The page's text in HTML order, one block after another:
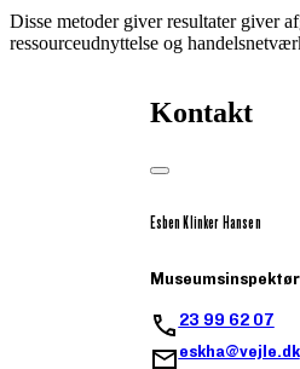
Disse metoder giver resultater giver
ressourceudnyttelse og
Kontakt
Esben Klinker Hansen
23 99 62 07
eskha@vejle.dk